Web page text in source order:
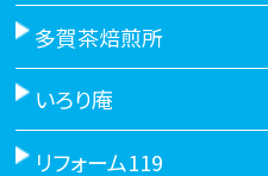
多賀茶焙煎所
いろり庵
リフォーム119